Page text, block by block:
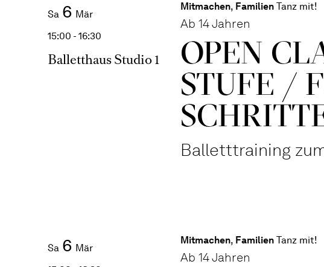
Sa 6 Mär
15:00 - 16:30
Balletthaus Studio 1
Mitmachen, Familien Tanz mit!
Ab 14 Jahren
OPEN
STUFE /
Balletttraining
Sa 6 Mär
Mitmachen, Familien Tanz mit!
Ab 14 Jahren